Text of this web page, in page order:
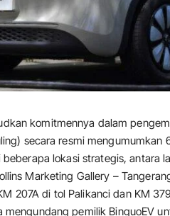
komitmennya dalam
secara resmi mengumumkan
lokasi strategis, antara
Marketing Gallery –
207A di tol Palikanci dan KM
mengundang pemilik BinguoEV